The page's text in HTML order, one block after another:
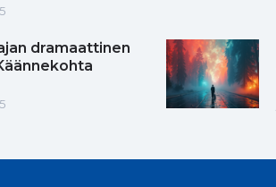
dramaattinen